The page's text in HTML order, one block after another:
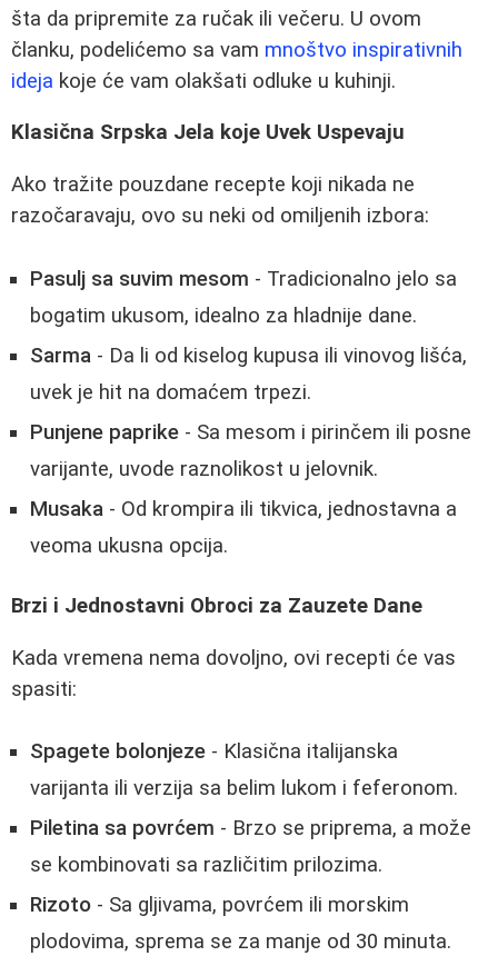
šta da pripremite za ručak ili večeru. U ovom
članku, podelićemo sa vam mnoštvo inspirativnih
ideja koje će vam olakšati odluke u kuhinji.
Klasična Srpska Jela koje Uvek Uspevaju
Ako tražite pouzdane recepte koji nikada ne
razočaravaju, ovo su neki od omiljenih izbora:
Pasulj sa suvim mesom - Tradicionalno jelo sa
bogatim ukusom, idealno za hladnije dane.
Sarma - Da li od kiselog kupusa ili vinovog lišća,
uvek je hit na domaćem trpezi.
Punjene paprike - Sa mesom i pirinčem ili posne
varijante, uvode raznolikost u jelovnik.
Musaka - Od krompira ili tikvica, jednostavna a
veoma ukusna opcija.
Brzi i Jednostavni Obroci za Zauzete Dane
Kada vremena nema dovoljno, ovi recepti će vas
spasiti:
Spagete bolonjeze - Klasična italijanska
varijanta ili verzija sa belim lukom i feferonom.
Piletina sa povrćem - Brzo se priprema, a može
se kombinovati sa različitim prilozima.
Rizoto - Sa gljivama, povrćem ili morskim
plodovima, sprema se za manje od 30 minuta.